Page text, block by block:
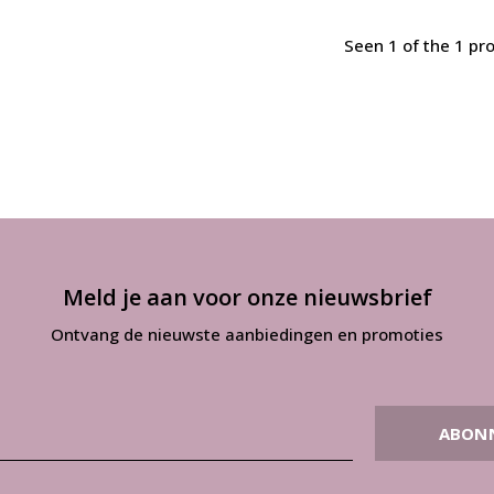
Seen 1 of the 1
Meld je aan voor onze nieuwsbrief
Ontvang de nieuwste aanbiedingen en promoties